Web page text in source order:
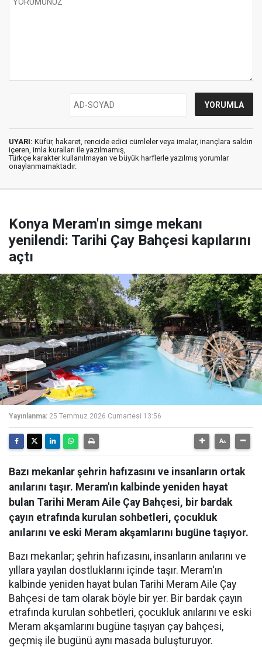
UYARI: Küfür, hakaret, rencide edici cümleler veya imalar, inançlara saldırı
içeren, imla kuralları ile yazılmamış,
Türkçe karakter kullanılmayan ve büyük harflerle yazılmış yorumlar
onaylanmamaktadır.
Konya Meram'ın simge mekanı
yenilendi: Tarihi Çay Bahçesi kapılarını
açtı
Yayınlanma: 25 Temmuz 2026 Cumartesi 13:56
Bazı mekanlar şehrin hafızasını ve insanların ortak
anılarını taşır. Meram'ın kalbinde yeniden hayat
bulan Tarihi Meram Aile Çay Bahçesi, bir bardak
çayın etrafında kurulan sohbetleri, çocukluk
anılarını ve eski Meram akşamlarını bugüne taşıyor.
Bazı mekanlar; şehrin hafızasını, insanların anılarını ve
yıllara yayılan dostluklarını içinde taşır. Meram'ın
kalbinde yeniden hayat bulan Tarihi Meram Aile Çay
Bahçesi de tam olarak böyle bir yer. Bir bardak çayın
etrafında kurulan sohbetleri, çocukluk anılarını ve eski
Meram akşamlarını bugüne taşıyan çay bahçesi,
geçmiş ile bugünü aynı masada buluşturuyor.